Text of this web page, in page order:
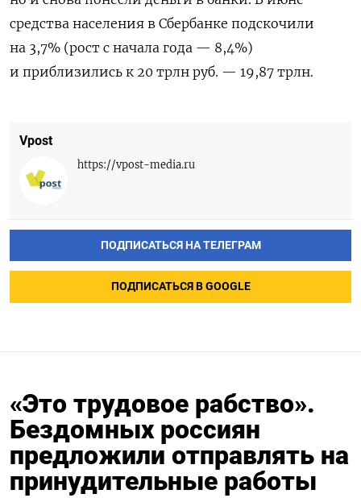
средства населения в Сбербанке подскочили
на 3,7% (рост с начала года — 8,4%)
и приблизились к 20 трлн руб. — 19,87 трлн.
Vpost
https://vpost-media.ru
ПОДПИСАТЬСЯ НА ТЕЛЕГРАМ
ПОДПИСАТЬСЯ В GOOGLE
«Это трудовое рабство».
Бездомных россиян
предложили отправлять на
принудительные работы